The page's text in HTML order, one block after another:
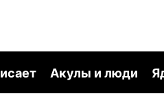
Акулы и люди